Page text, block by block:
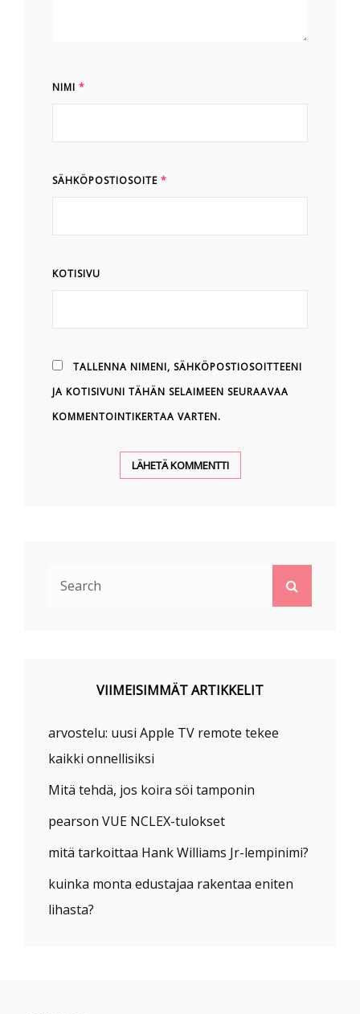
NIMI *
SÄHKÖPOSTIOSOITE *
KOTISIVU
TALLENNA NIMENI, SÄHKÖPOSTIOSOITTEENI
JA KOTISIVUNI TÄHÄN SELAIMEEN SEURAAVAA
KOMMENTOINTIKERTAA VARTEN.
VIIMEISIMMÄT ARTIKKELIT
arvostelu: uusi Apple TV remote tekee
kaikki onnellisiksi
Mitä tehdä, jos koira söi tamponin
pearson VUE NCLEX-tulokset
mitä tarkoittaa Hank Williams Jr-lempinimi?
kuinka monta edustajaa rakentaa eniten
lihasta?